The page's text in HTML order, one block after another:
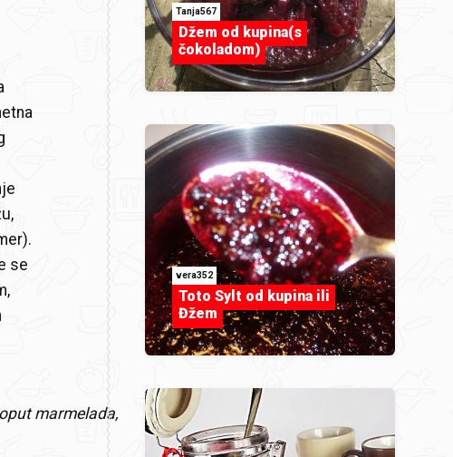
se
marmelada,
Tanja567
Džem od kupina(s
čokoladom)
vera352
Toto Sylt od kupina ili
Đžem